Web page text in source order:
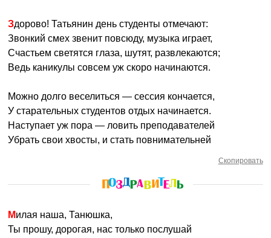
Здорово! Татьянин день студенты отмечают:
Звонкий смех звенит повсюду, музыка играет,
Счастьем светятся глаза, шутят, развлекаются;
Ведь каникулы совсем уж скоро начинаются.
Можно долго веселиться — сессия кончается,
У старательных студентов отдых начинается.
Наступает уж пора — ловить преподавателей
Убрать свои хвосты, и стать повнимательней
Скопировать
Милая наша, Танюшка,
Ты прошу, дорогая, нас только послушай